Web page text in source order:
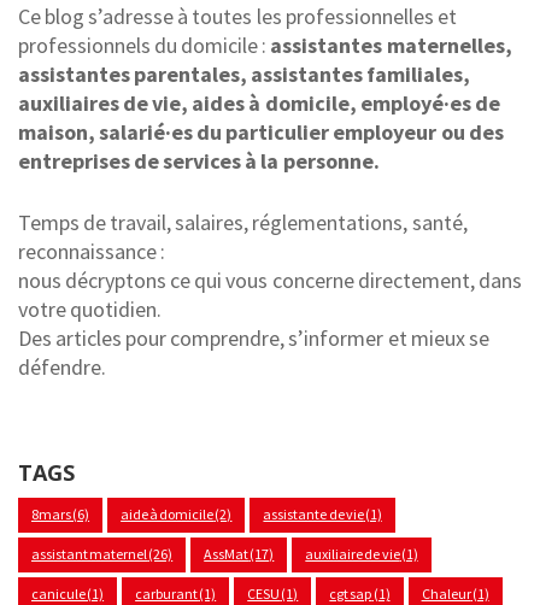
Ce blog s’adresse à toutes les professionnelles et
professionnels du domicile : assistantes maternelles,
assistantes parentales, assistantes familiales,
auxiliaires de vie, aides à domicile, employé·es de
maison, salarié·es du particulier employeur ou des
entreprises de services à la personne.
Temps de travail, salaires, réglementations, santé,
reconnaissance :
nous décryptons ce qui vous concerne directement, dans
votre quotidien.
Des articles pour comprendre, s’informer et mieux se
défendre.
TAGS
8mars(6) aide à domicile(2) assistante de vie(1)
assistant maternel(26) AssMat(17) auxiliaire de vie(1)
canicule(1) carburant(1) CESU (1) cgt sap (1) Chaleur(1)